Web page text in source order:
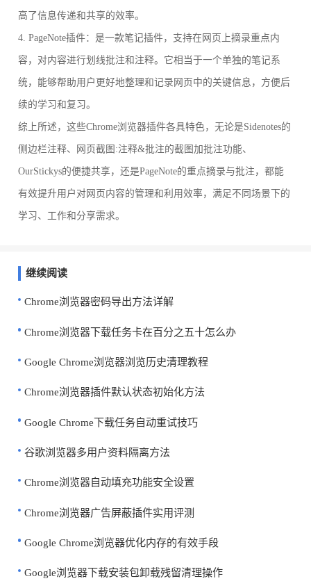
高了信息传递和共享的效率。
4. PageNote插件：是一款笔记插件，支持在网页上摘录重点内
容，对内容进行划线批注和注释。它相当于一个单独的笔记系
统，能够帮助用户更好地整理和记录网页中的关键信息，方便后
续的学习和复习。
综上所述，这些Chrome浏览器插件各具特色，无论是Sidenotes的
侧边栏注释、网页截图:注释&批注的截图加批注功能、
OurStickys的便捷共享，还是PageNote的重点摘录与批注，都能
有效提升用户对网页内容的管理和利用效率，满足不同场景下的
学习、工作和分享需求。
继续阅读
Chrome浏览器密码导出方法详解
Chrome浏览器下载任务卡在百分之五十怎么办
Google Chrome浏览器浏览历史清理教程
Chrome浏览器插件默认状态初始化方法
Google Chrome下载任务自动重试技巧
谷歌浏览器多用户资料隔离方法
Chrome浏览器自动填充功能安全设置
Chrome浏览器广告屏蔽插件实用评测
Google Chrome浏览器优化内存的有效手段
Google浏览器下载安装包卸载残留清理操作